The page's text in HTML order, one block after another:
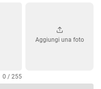
0 / 255
Aggiungi una foto